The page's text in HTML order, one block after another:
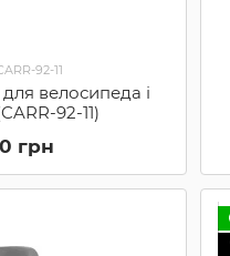
92-11
велосипеда і
92-11)
грн